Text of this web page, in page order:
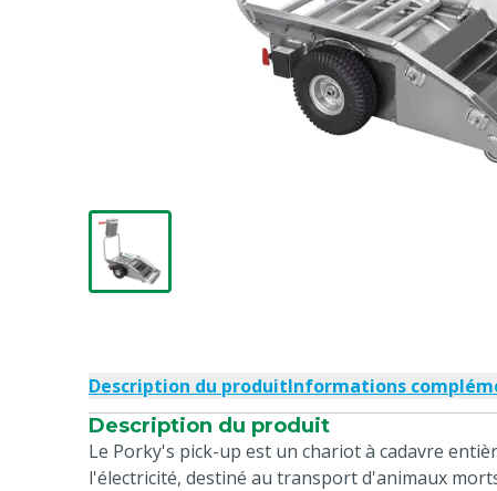
Description du produitInformations
Description du produit
Le Porky's pick-up est un chariot à cadavre
l'électricité, destiné au transport d'animaux